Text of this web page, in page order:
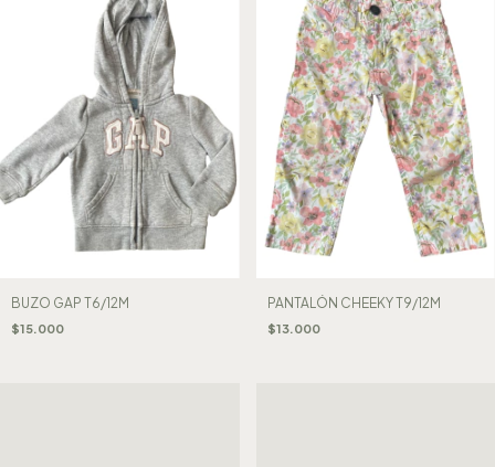
BUZO GAP T6/12M
$15.000
PANTALÓN CHEEKY T9/12M
$13.000